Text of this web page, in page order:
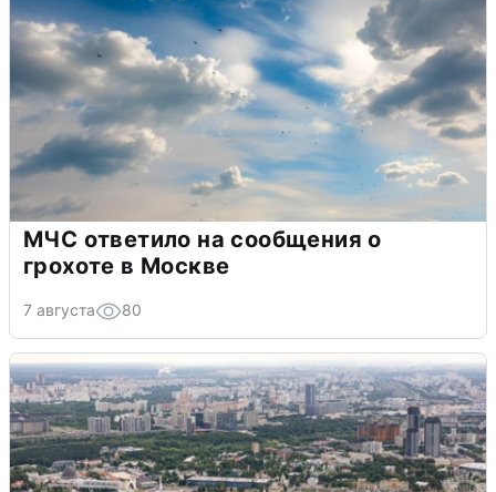
МЧС ответило на сообщения о
грохоте в Москве
7 августа 80